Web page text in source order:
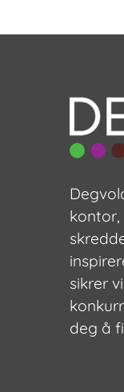
kontor,
sikrer
deg å